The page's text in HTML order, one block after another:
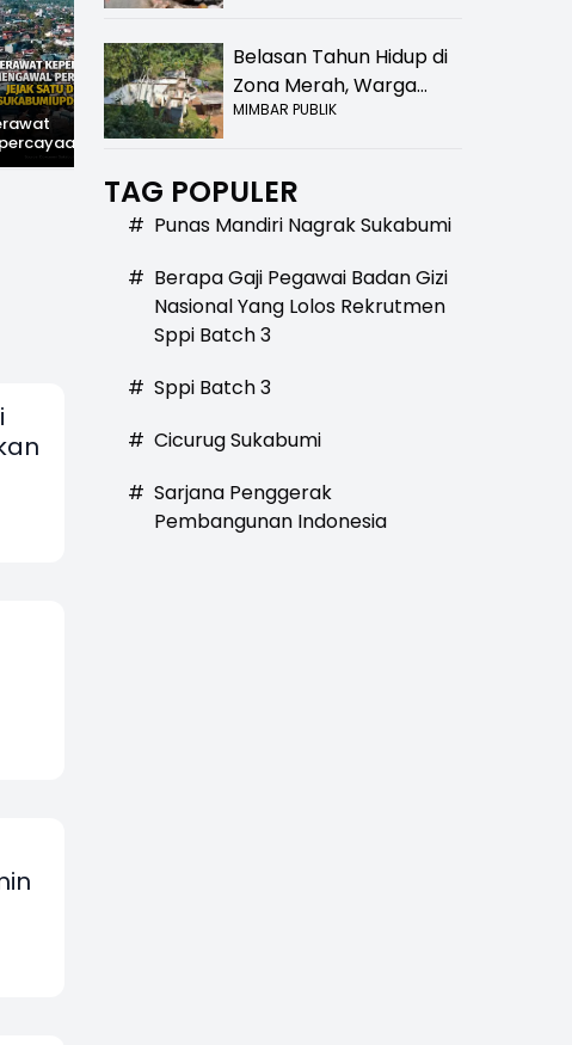
Jejak
Hilangnya Jejak
Kejayaan: Saat Teh
Kuasai Pasar Eropa,
Kini Tinggal Sejarah
Belasan Tahun Hidup di
Zona Merah, Warga
Kampung Nangewer
Relokasi
MIMBAR PUBLIK
TAG POPULER
# Punas Mandiri Nagrak Sukabumi
# Berapa Gaji Pegawai Badan Gizi
Nasional Yang Lolos Rekrutmen
Sppi Batch 3
# Sppi Batch 3
# Cicurug Sukabumi
# Sarjana Penggerak
Pembangunan Indonesia